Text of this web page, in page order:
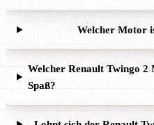
Welcher Motor
Welcher Renault Twingo
Spaß?